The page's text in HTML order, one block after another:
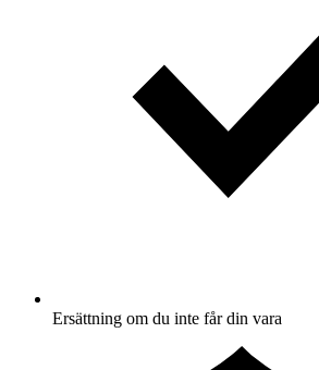
Ersättning om du inte får din vara